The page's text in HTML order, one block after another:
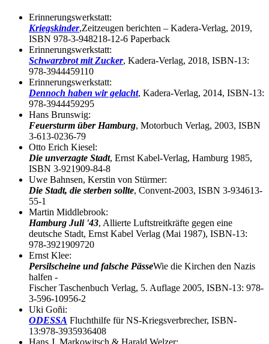
Erinnerungswerkstatt:
Kriegskinder,Zeitzeugen berichten – Kadera-Verlag, 2019,
ISBN 978-3-948218-12-6 Paperback
Erinnerungswerkstatt:
Schwarzbrot mit Zucker, Kadera-Verlag, 2018, ISBN-13:
978-3944459110
Erinnerungswerkstatt:
Dennoch haben wir gelacht, Kadera-Verlag, 2014, ISBN-13:
978-3944459295
Hans Brunswig:
Feuersturm über Hamburg, Motorbuch Verlag, 2003, ISBN
3-613-0236-79
Otto Erich Kiesel:
Die unverzagte Stadt, Ernst Kabel-Verlag, Hamburg 1985,
ISBN 3-921909-84-8
Uwe Bahnsen, Kerstin von Stürmer:
Die Stadt, die sterben sollte, Convent-2003, ISBN 3-934613-
55-1
Martin Middlebrook:
Hamburg Juli '43, Allierte Luftstreitkräfte gegen eine
deutsche Stadt, Ernst Kabel Verlag (Mai 1987), ISBN-13:
978-3921909720
Ernst Klee:
Persilscheine und falsche PässeWie die Kirchen den Nazis
halfen -
Fischer Taschenbuch Verlag, 5. Auflage 2005, ISBN-13: 978-
3-596-10956-2
Uki Goñi:
ODESSA Fluchthilfe für NS-Kriegsverbrecher, ISBN-
13:978-3935936408
Hans J. Markowitsch & Harald Welzer: